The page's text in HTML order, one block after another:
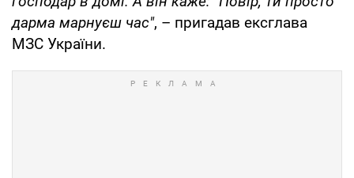
дарма марнуєш час", – пригадав ексглава
МЗС України.